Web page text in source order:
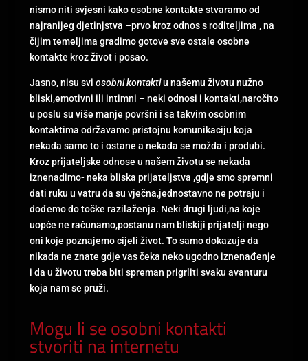
nismo niti svjesni kako osobne kontakte stvaramo od
najranijeg djetinjstva –prvo kroz odnos s roditeljima , na
čijim temeljima gradimo gotove sve ostale osobne
kontakte kroz život i posao.
Jasno, nisu svi osobni kontaktiu našemu životu nužno
bliski,emotivni ili intimni – neki odnosi i kontakti,naročito
u poslu su više manje površni i sa takvim osobnim
kontaktima održavamo pristojnu komunikaciju koja
nekada samo to i ostane a nekada se možda i produbi.
Kroz prijateljske odnose u našem životu se nekada
iznenadimo- neka bliska prijateljstva ,gdje smo spremni
dati ruku u vatru da su vječna,jednostavno ne potraju i
dođemo do točke razilaženja. Neki drugi ljudi,na koje
uopće ne računamo,postanu nam bliskiji prijatelji nego
oni koje poznajemo cijeli život. To samo dokazuje da
nikada ne znate gdje vas čeka neko ugodno iznenađenje
i da u životu treba biti spreman prigrliti svaku avanturu
koja nam se pruži.
Mogu li se osobni kontakti
stvoriti na internetu